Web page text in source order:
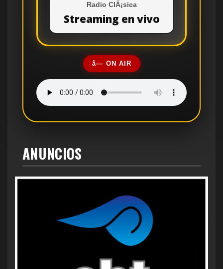
Radio ClÃ¡sica
Streaming en vivo
â— ON AIR
ANUNCIOS